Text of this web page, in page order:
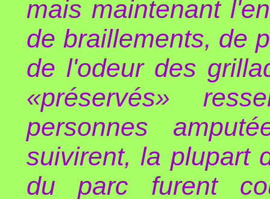
mais maintenant
de braillements, de
de l'odeur des
«préservés»
personnes
suivirent, la plupart
du parc furent